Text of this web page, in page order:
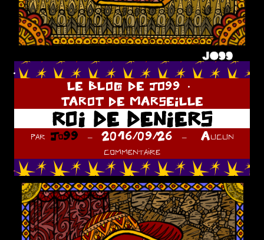
.
LE BLOG DE JO99
TAROT DE MARSEILLE
ROI DE DENIERS
par Jo99 2016/09/26
Aucun
commentaire
.